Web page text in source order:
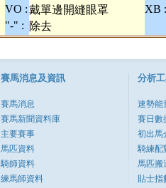
VO :戴單邊開縫眼罩
XB :
"-" : 除去
賽馬消息及資訊
賽馬消息
賽馬新聞資料庫
主要賽事
馬匹資料
騎師資料
練馬師資料
分析
速勢能
賽日數
初出馬
騎練配
馬匹搬
貼士指